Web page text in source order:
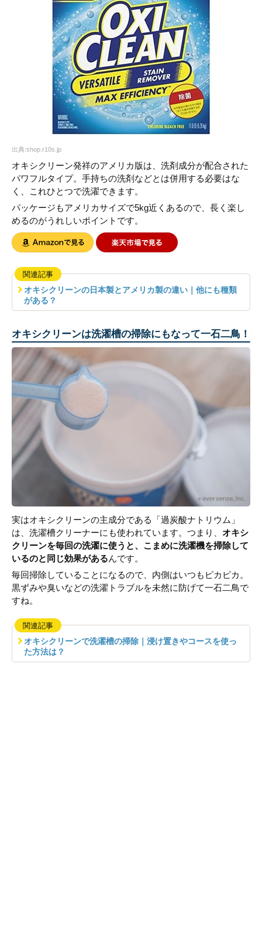
出典:shop.r10s.jp
オキシクリーン発祥のアメリカ版は、洗剤成分が配合された
パワフルタイプ。手持ちの洗剤などとは併用する必要はな
く、これひとつで洗濯できます。
パッケージもアメリカサイズで5kg近くあるので、長く楽し
めるのがうれしいポイントです。
関連記事
オキシクリーンの日本製とアメリカ製の違い｜他にも種類
がある？
オキシクリーンは洗濯槽の掃除にもなって一石二鳥！
実はオキシクリーンの主成分である「過炭酸ナトリウム」
は、洗濯槽クリーナーにも使われています。つまり、 オキシ
クリーンを毎回の洗濯に使うと、こまめに洗濯機を掃除して
いるのと同じ効果があるんです。
毎回掃除していることになるので、内側はいつもピカピカ。
黒ずみや臭いなどの洗濯トラブルを未然に防げて一石二鳥で
すね。
関連記事
オキシクリーンで洗濯槽の掃除｜浸け置きやコースを使っ
た方法は？